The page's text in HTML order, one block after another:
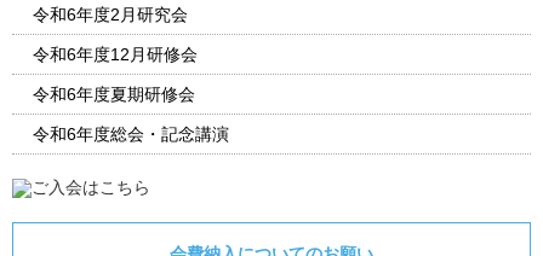
令和6年度2月研究会
令和6年度12月研修会
令和6年度夏期研修会
令和6年度総会・記念講演